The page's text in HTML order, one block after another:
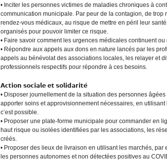
• Inciter les personnes victimes de maladies chroniques à
communication municipale. Par peur de la contagion, de trop
rendez-vous médicaux, au risque de mettre en péril leur
organisés pour pouvoir limiter ce risque.
• Faire savoir comment les urgences médicales continuent
• Répondre aux appels aux dons en nature lancés par les
appels au bénévolat des associations locales, les relayer et
professionnels respectifs pour répondre à ces besoins.
𝗔𝗰𝘁𝗶𝗼𝗻 𝘀𝗼𝗰𝗶𝗮𝗹𝗲 𝗲𝘁 𝘀𝗼𝗹𝗶𝗱𝗮𝗿𝗶𝘁𝗲́
• Disposer journellement de la situation des personnes
apporter soins et approvisionnement nécessaires, en
c’est possible.
• Proposer une plate-forme municipale pour commander en
haut risque ou isolées identifiées par les associations, les
créés.
• Proposer des lieux de livraison en utilisant les marchés,
les personnes autonomes et non détectées positives au